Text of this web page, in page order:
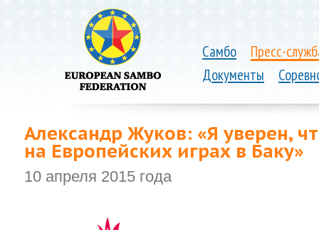
Самбо
Пресс-
Документы
Александр Жуков: «Я уверен,
на Европейских играх в Баку»
10 апреля 2015 года